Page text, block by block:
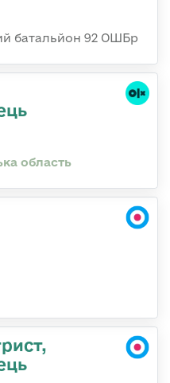
батальйон 92 ОШБр
область